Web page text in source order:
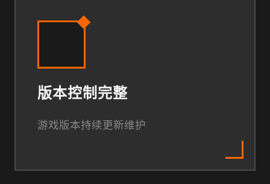
版本控制完整
游戏版本持续更新维护